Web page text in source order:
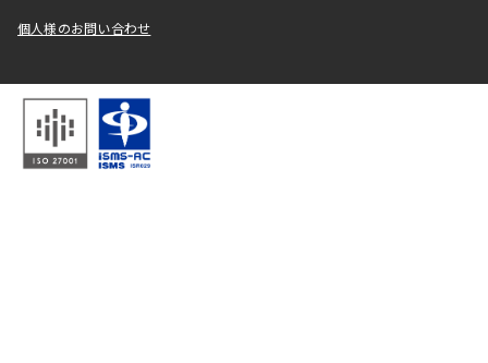
個人様のお問い合わせ